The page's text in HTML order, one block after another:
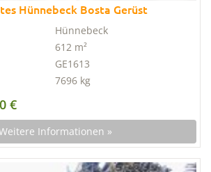
Hünnebeck Bosta Gerüst
Hünnebeck
612 m²
GE1613
7696 kg
€
Informationen »